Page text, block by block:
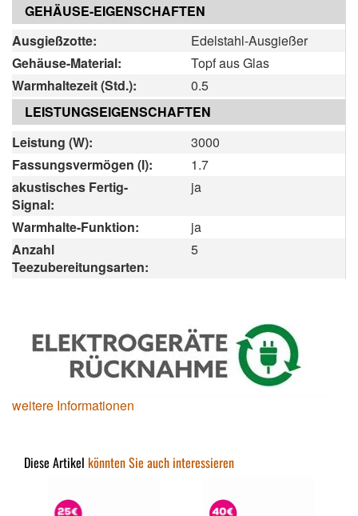
GEHÄUSE-EIGENSCHAFTEN
Ausgießzotte:
Edelstahl-Ausgießer
Gehäuse-Material:
Topf aus Glas
Warmhaltezeit (Std.):
0.5
LEISTUNGSEIGENSCHAFTEN
Leistung (W):
3000
Fassungsvermögen (l):
1.7
akustisches Fertig-
Signal:
ja
Warmhalte-Funktion:
ja
Anzahl
Teezubereitungsarten:
5
weitere Informationen
Diese Artikel könnten Sie auch interessieren